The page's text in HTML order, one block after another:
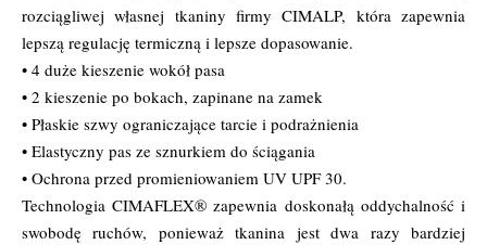
rozciągliwej własnej tkaniny firmy CIMALP, która zapewnia
lepszą regulację termiczną i lepsze dopasowanie.
• 4 duże kieszenie wokół pasa
• 2 kieszenie po bokach, zapinane na zamek
• Płaskie szwy ograniczające tarcie i podrażnienia
• Elastyczny pas ze sznurkiem do ściągania
• Ochrona przed promieniowaniem UV UPF 30.
Technologia CIMAFLEX® zapewnia doskonałą oddychalność i
swobodę ruchów, ponieważ tkanina jest dwa razy bardziej